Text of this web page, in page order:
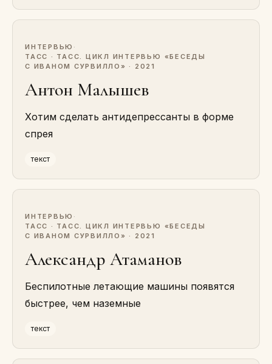
ИНТЕРВЬЮ ·
ТАСС · ТАСС. ЦИКЛ ИНТЕРВЬЮ «БЕСЕДЫ
С ИВАНОМ СУРВИЛЛО» · 2021
Антон Малышев
Хотим сделать антидепрессанты в форме
спрея
текст
ИНТЕРВЬЮ ·
ТАСС · ТАСС. ЦИКЛ ИНТЕРВЬЮ «БЕСЕДЫ
С ИВАНОМ СУРВИЛЛО» · 2021
Александр Атаманов
Беспилотные летающие машины появятся
быстрее, чем наземные
текст